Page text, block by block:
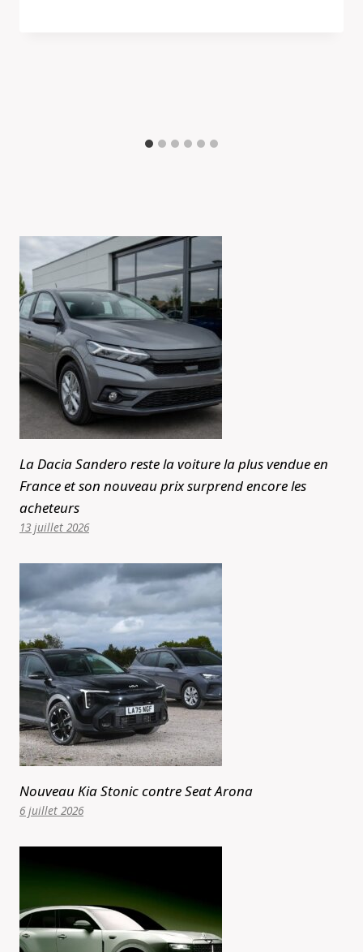
La Dacia Sandero reste la voiture la plus vendue en
France et son nouveau prix surprend encore les
acheteurs
13 juillet 2026
Nouveau Kia Stonic contre Seat Arona
6 juillet 2026